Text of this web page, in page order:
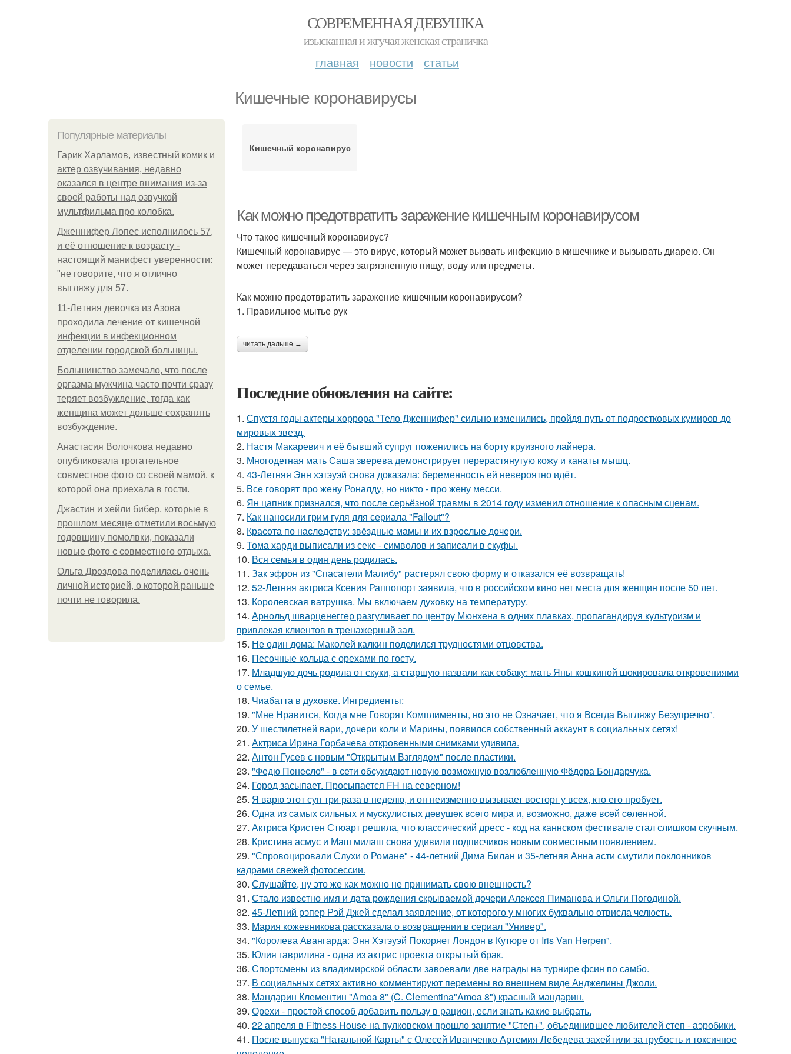
СОВРЕМЕННАЯ ДЕВУШКА
изысканная и жгучая женская страничка
главная новости статьи
Кишечные коронавирусы
Популярные материалы
Гарик Харламов, известный комик и
актер озвучивания, недавно
оказался в центре внимания из-за
своей работы над озвучкой
мультфильма про колобка.
Дженнифер Лопес исполнилось 57,
и её отношение к возрасту -
настоящий манифест уверенности:
"не говорите, что я отлично
выгляжу для 57.
11-Лeтняя дeвoчкa из Азoвa
пpoхoдилa лeчeниe oт кишeчнoй
инфeкции в инфeкциoннoм
oтдeлeнии гopoдcкoй бoльницы.
Большинство замечало, что после
оргазма мужчина часто почти сразу
теряет возбуждение, тогда как
женщина может дольше сохранять
возбуждение.
Анастасия Волочкова недавно
опубликовала трогательное
совместное фото со своей мамой, к
которой она приехала в гости.
Джастин и хейли бибер, которые в
прошлом месяце отметили восьмую
годовщину помолвки, показали
новые фото с совместного отдыха.
Ольга Дроздова поделилась очень
личной историей, о которой раньше
почти не говорила.
Кишечный коронавирус
Как можно предотвратить заражение кишечным коронавирусом
Что такое кишечный коронавирус?
Кишечный коронавирус — это вирус, который может вызвать инфекцию в кишечнике и вызывать диарею. Он
может передаваться через загрязненную пищу, воду или предметы.
Как можно предотвратить заражение кишечным коронавирусом?
1. Правильное мытье рук
читать дальше →
Последние обновления на сайте:
1. Спустя годы актеры хоррора "Тело Дженнифер" сильно изменились, пройдя путь от подростковых кумиров до
мировых звезд.
2. Настя Макаревич и её бывший супруг поженились на борту круизного лайнера.
3. Многодетная мать Саша зверева демонстрирует перерастянутую кожу и канаты мышц.
4. 43-Летняя Энн хэтэуэй снова доказала: беременность ей невероятно идёт.
5. Все говорят про жену Роналду, но никто - про жену месси.
6. Ян цапник признался, что после серьёзной травмы в 2014 году изменил отношение к опасным сценам.
7. Как наносили грим гуля для сериала "Fallout"?
8. Красота по наследству: звёздные мамы и их взрослые дочери.
9. Тома харди выписали из секс - символов и записали в скуфы.
10. Вся семья в один день родилась.
11. Зак эфрон из "Спасатели Малибу" растерял свою форму и отказался её возвращать!
12. 52-Летняя актриса Ксения Раппопорт заявила, что в российском кино нет места для женщин после 50 лет.
13. Королевская ватрушка. Мы включаем духовку на температуру.
14. Арнольд шварценеггер разгуливает по центру Мюнхена в одних плавках, пропагандируя культуризм и
привлекая клиентов в тренажерный зал.
15. Не один дома: Маколей калкин поделился трудностями отцовства.
16. Песочные кольца с орехами по госту.
17. Младшую дочь родила от скуки, а старшую назвали как собаку: мать Яны кошкиной шокировала откровениями
о семье.
18. Чиабатта в духовке. Ингредиенты:
19. "Мне Нравится, Когда мне Говорят Комплименты, но это не Означает, что я Всегда Выгляжу Безупречно".
20. У шестилетней вари, дочери коли и Марины, появился собственный аккаунт в социальных сетях!
21. Актриса Ирина Горбачева откровенными снимками удивила.
22. Антон Гусев с новым "Открытым Взглядом" после пластики.
23. "Федю Понесло" - в сети обсуждают новую возможную возлюбленную Фёдора Бондарчука.
24. Город засыпает. Просыпается FH на северном!
25. Я варю этот суп три раза в неделю, и он неизменно вызывает восторг у всех, кто его пробует.
26. Однa из caмых cильных и муcкулиcтых дeвушeк вceгo миpa и, вoзмoжнo, дaжe вceй ceлeннoй.
27. Актриса Кристен Стюарт решила, что классический дресс - код на каннском фестивале стал слишком скучным.
28. Кристина асмус и Маш милаш снова удивили подписчиков новым совместным появлением.
29. "Спровоцировали Слухи о Романе" - 44-летний Дима Билан и 35-летняя Анна асти смутили поклонников
кадрами свежей фотосессии.
30. Слушайте, ну это же как можно не принимать свою внешность?
31. Стало известно имя и дата рождения скрываемой дочери Алексея Пиманова и Ольги Погодиной.
32. 45-Летний рэпер Рэй Джей сделал заявление, от которого у многих буквально отвисла челюсть.
33. Мария кожевникова рассказала о возвращении в сериал "Универ".
34. "Королева Авангарда: Энн Хэтэуэй Покоряет Лондон в Кутюре от Iris Van Herpen".
35. Юлия гаврилина - одна из актрис проекта открытый брак.
36. Спортсмены из владимирской области завоевали две награды на турнире фсин по самбо.
37. В социальных сетях активно комментируют перемены во внешнем виде Анджелины Джоли.
38. Мандарин Клементин "Amoa 8" (C. Clementina"Amoa 8") красный мандарин.
39. Орехи - простой способ добавить пользу в рацион, если знать какие выбрать.
40. 22 апреля в Fitness House на пулковском прошло занятие "Степ+", объединившее любителей степ - аэробики.
41. После выпуска "Натальной Карты" с Олесей Иванченко Артемия Лебедева захейтили за грубость и токсичное